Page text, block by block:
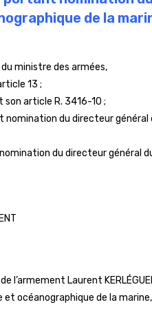
de la
ministre des armées,
13 ;
article R. 3416-10 ;
du directeur
du directeur général
l’armement Laurent
et océanographique de la